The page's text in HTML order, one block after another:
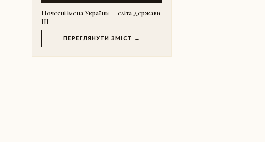
Почесні імена України — еліта держави
III
ПЕРЕГЛЯНУТИ ЗМІСТ →